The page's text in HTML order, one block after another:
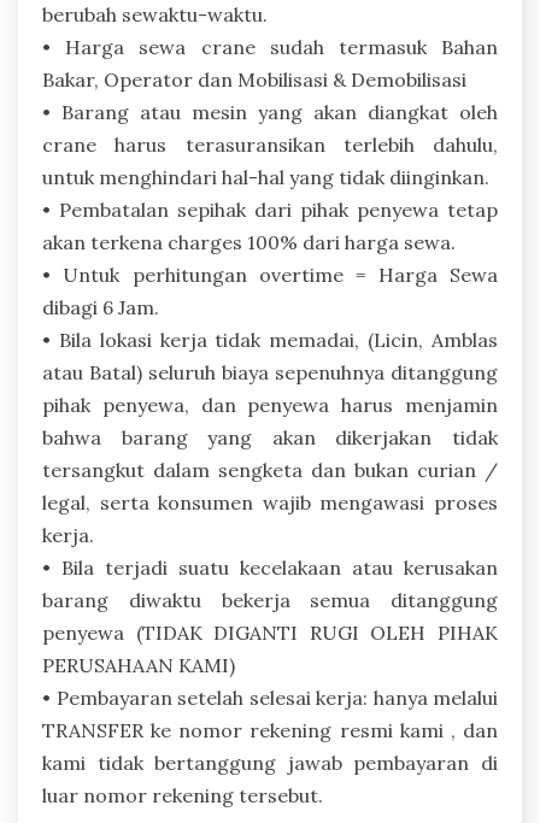
berubah sewaktu-waktu.
• Harga sewa crane sudah termasuk Bahan
Bakar, Operator dan Mobilisasi & Demobilisasi
• Barang atau mesin yang akan diangkat oleh
crane harus terasuransikan terlebih dahulu,
untuk menghindari hal-hal yang tidak diinginkan.
• Pembatalan sepihak dari pihak penyewa tetap
akan terkena charges 100% dari harga sewa.
• Untuk perhitungan overtime = Harga Sewa
dibagi 6 Jam.
• Bila lokasi kerja tidak memadai, (Licin, Amblas
atau Batal) seluruh biaya sepenuhnya ditanggung
pihak penyewa, dan penyewa harus menjamin
bahwa barang yang akan dikerjakan tidak
tersangkut dalam sengketa dan bukan curian /
legal, serta konsumen wajib mengawasi proses
kerja.
• Bila terjadi suatu kecelakaan atau kerusakan
barang diwaktu bekerja semua ditanggung
penyewa (TIDAK DIGANTI RUGI OLEH PIHAK
PERUSAHAAN KAMI)
• Pembayaran setelah selesai kerja: hanya melalui
TRANSFER ke nomor rekening resmi kami , dan
kami tidak bertanggung jawab pembayaran di
luar nomor rekening tersebut.